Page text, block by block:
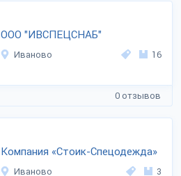
ООО "ИВСПЕЦСНАБ"
Иваново 16
0 отзывов
Компания «Стоик-Спецодежда»
Иваново 3